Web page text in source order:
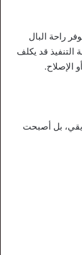
راحة البال
التنفيذ قد يكلف
الإصلاح.
بل أصبحت